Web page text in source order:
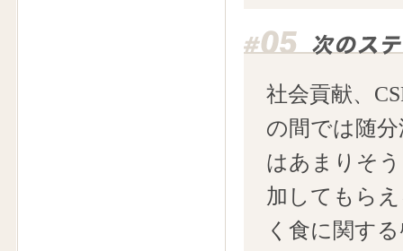
社会貢献、
の間では随
はあまりそ
加してもら
く食に関す